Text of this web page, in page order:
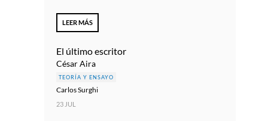
LEER MÁS
El último escritor
César Aira
TEORÍA Y ENSAYO
Carlos Surghi
23 JUL